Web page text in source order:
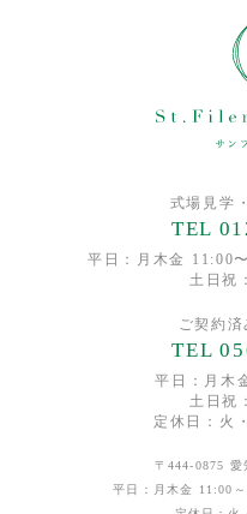
但し、以下の場合は開示す
・人の生命、身体又は財産
って、本人の同意を得るこ
がある場合であって、本人
・国の機関若しくは地方公
令の定める事務を遂行する
合であって、本人の同意を
支障を及ぼすおそれがある
【4】情報提供の任意性につ
ご入力項目の一部に「必須
申込み受付ができかねるこ
【5】個人情報に関するお
式場見学
TEL
平日：月木金 11:00
土日祝
ご契約
TEL
平日：月木
土日祝
定休日：火
〒444-0875 愛
平日：月木金 11:00